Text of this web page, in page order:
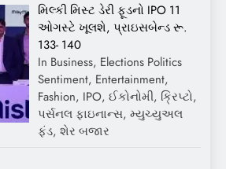
મિલ્કી મિસ્ટ ડેરી ફૂડનો IPO 11
ઓગસ્ટે ખૂલશે, પ્રાઇસબેન્ડ રૂ.
133- 140
In Business, Elections Politics
Sentiment, Entertainment,
Fashion, IPO, ઈકોનોમી, ક્રિપ્ટો,
પર્સનલ ફાઇનાન્સ, મ્યુચ્યુઅલ
ફંડ, શેર બજાર